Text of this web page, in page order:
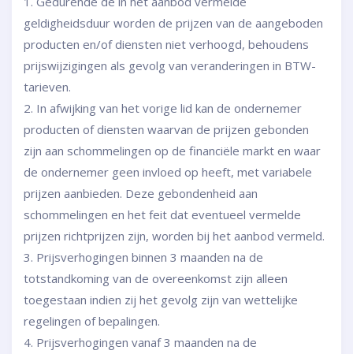
geldigheidsduur worden de prijzen van de aangeboden
producten en/of diensten niet verhoogd, behoudens
prijswijzigingen als gevolg van veranderingen in BTW-
tarieven.
2. In afwijking van het vorige lid kan de ondernemer
producten of diensten waarvan de prijzen gebonden
zijn aan schommelingen op de financiële markt en waar
de ondernemer geen invloed op heeft, met variabele
prijzen aanbieden. Deze gebondenheid aan
schommelingen en het feit dat eventueel vermelde
prijzen richtprijzen zijn, worden bij het aanbod vermeld.
3. Prijsverhogingen binnen 3 maanden na de
totstandkoming van de overeenkomst zijn alleen
toegestaan indien zij het gevolg zijn van wettelijke
regelingen of bepalingen.
4. Prijsverhogingen vanaf 3 maanden na de